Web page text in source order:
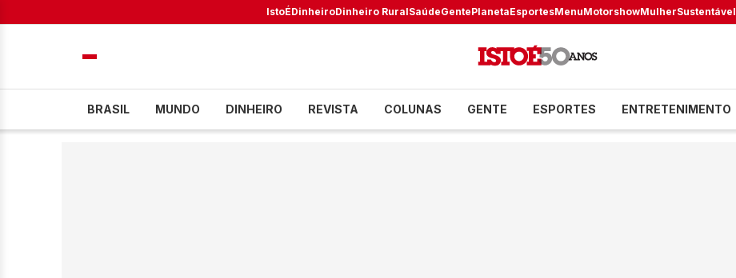
IstoÉDinheiroDinheiro RuralSaúdeGentePlanetaEsportesMenuMotorshowMulherSustentável
BRASIL MUNDO DINHEIRO REVISTA COLUNAS GENTE ESPORTES ENTRETENIMENTO